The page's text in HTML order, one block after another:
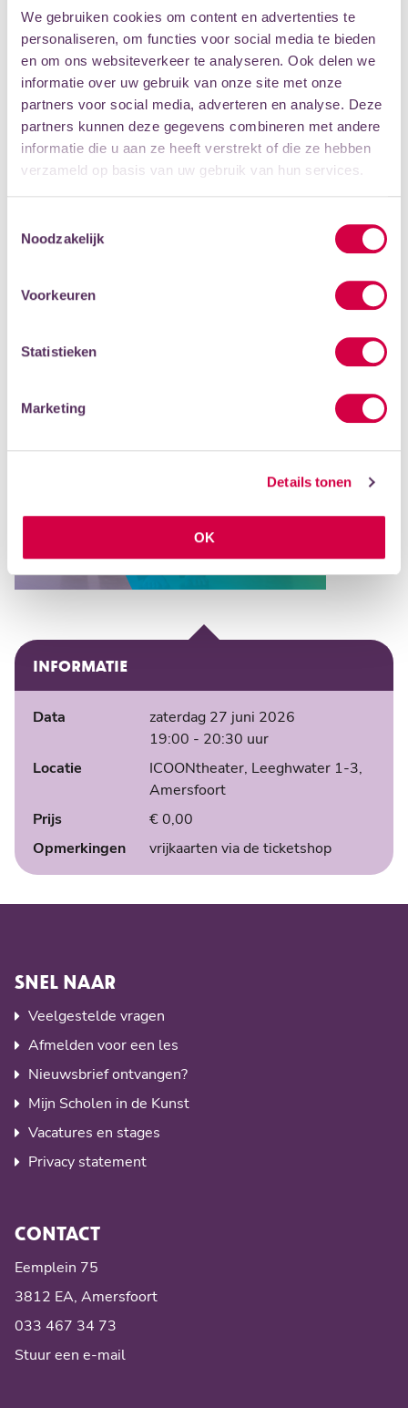
We gebruiken cookies om content en advertenties te
personaliseren, om functies voor social media te bieden
en om ons websiteverkeer te analyseren. Ook delen we
informatie over uw gebruik van onze site met onze
partners voor social media, adverteren en analyse. Deze
partners kunnen deze gegevens combineren met andere
informatie die u aan ze heeft verstrekt of die ze hebben
verzameld op basis van uw gebruik van hun services.
Noodzakelijk
Voorkeuren
Statistieken
Marketing
Details tonen
OK
bent van harte welkom!
Vrijdag 26 juni 2026, Kunstplein, 4e verdieping
Eemhuis, 17.00 uur, gratis toegang
Daarna te zien t/m 12 september
Lees meer >
INFORMATIE
Data
zaterdag 27 juni 2026
19:00 - 20:30 uur
Locatie
ICOONtheater, Leeghwater 1-3,
Amersfoort
Prijs
€ 0,00
Opmerkingen
vrijkaarten via de ticketshop
SNEL NAAR
Veelgestelde vragen
Afmelden voor een les
Nieuwsbrief ontvangen?
Mijn Scholen in de Kunst
Vacatures en stages
Privacy statement
CONTACT
Eemplein 75
3812 EA, Amersfoort
033 467 34 73
Stuur een e-mail